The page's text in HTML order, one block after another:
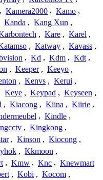
, Kamera2000 , Kamo ,
Kanda , Kang Xun ,
, Kare , Karel ,
, Katway , Kavass ,
, Kd , Kdm , Kdt ,
, Keeper , Keeyo ,
, Kenvs , Kerui ,
Keye , Keypad , Keyseen ,
, Kiacong , Kiina , Kiirie ,
, Kindle ,
, Kingkong ,
, Kinson , Kiocong ,
, Kkmoon ,
, Kmw , Knc , Knewmart
, Kobi , Kocom ,